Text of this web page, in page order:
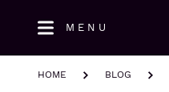
contenu
principal
MENU
HOME BLOG